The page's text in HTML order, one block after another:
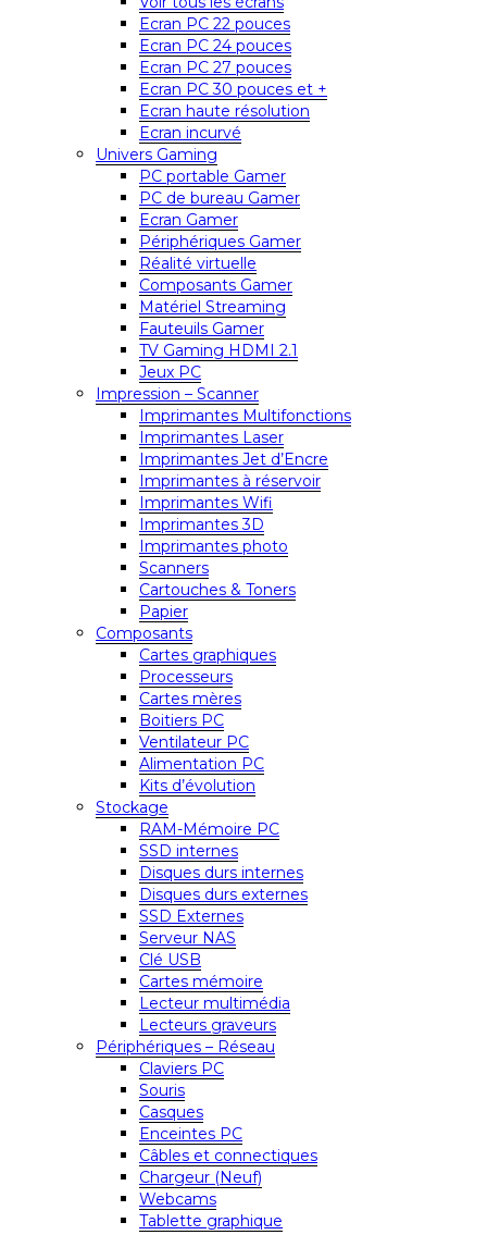
Ecran PC 22 pouces
Ecran PC 24 pouces
Ecran PC 27 pouces
Ecran PC 30 pouces et +
Ecran haute résolution
Ecran incurvé
Univers Gaming
PC portable Gamer
PC de bureau Gamer
Ecran Gamer
Périphériques Gamer
Réalité virtuelle
Composants Gamer
Matériel Streaming
Fauteuils Gamer
TV Gaming HDMI 2.1
Jeux PC
Impression – Scanner
Imprimantes Multifonctions
Imprimantes Laser
Imprimantes Jet d’Encre
Imprimantes à réservoir
Imprimantes Wifi
Imprimantes 3D
Imprimantes photo
Scanners
Cartouches & Toners
Papier
Composants
Cartes graphiques
Processeurs
Cartes mères
Boitiers PC
Ventilateur PC
Alimentation PC
Kits d’évolution
Stockage
RAM-Mémoire PC
SSD internes
Disques durs internes
Disques durs externes
SSD Externes
Serveur NAS
Clé USB
Cartes mémoire
Lecteur multimédia
Lecteurs graveurs
Périphériques – Réseau
Claviers PC
Souris
Casques
Enceintes PC
Câbles et connectiques
Chargeur (Neuf)
Webcams
Tablette graphique